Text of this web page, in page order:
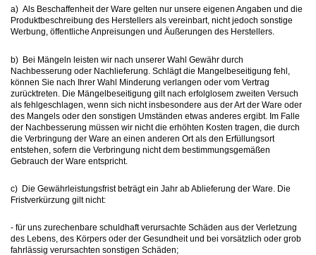
a) Als Beschaffenheit der Ware gelten nur unsere eigenen Angaben und die
Produktbeschreibung des Herstellers als vereinbart, nicht jedoch sonstige
Werbung, öffentliche Anpreisungen und Äußerungen des Herstellers.
b) Bei Mängeln leisten wir nach unserer Wahl Gewähr durch
Nachbesserung oder Nachlieferung. Schlägt die Mangelbeseitigung fehl,
können Sie nach Ihrer Wahl Minderung verlangen oder vom Vertrag
zurücktreten. Die Mängelbeseitigung gilt nach erfolglosem zweiten Versuch
als fehlgeschlagen, wenn sich nicht insbesondere aus der Art der Ware oder
des Mangels oder den sonstigen Umständen etwas anderes ergibt. Im Falle
der Nachbesserung müssen wir nicht die erhöhten Kosten tragen, die durch
die Verbringung der Ware an einen anderen Ort als den Erfüllungsort
entstehen, sofern die Verbringung nicht dem bestimmungsgemäßen
Gebrauch der Ware entspricht.
c) Die Gewährleistungsfrist beträgt ein Jahr ab Ablieferung der Ware. Die
Fristverkürzung gilt nicht:
- für uns zurechenbare schuldhaft verursachte Schäden aus der Verletzung
des Lebens, des Körpers oder der Gesundheit und bei vorsätzlich oder grob
fahrlässig verursachten sonstigen Schäden;